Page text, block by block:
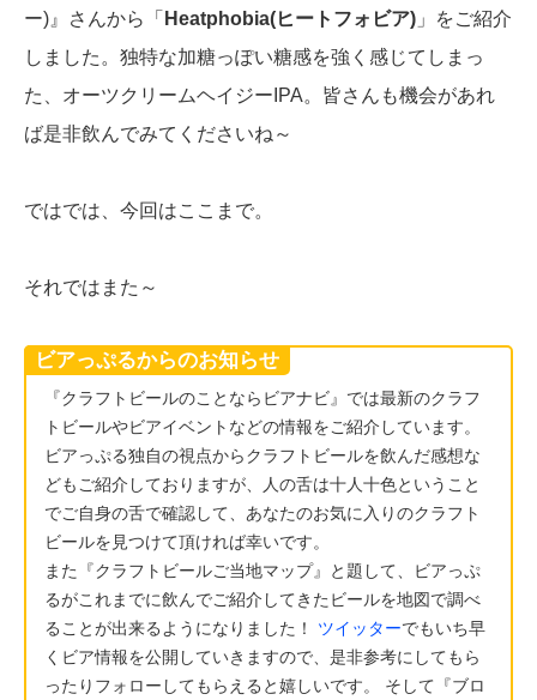
ー)』さんから「 Heatphobia(ヒートフォビア) 」をご紹介
しました。独特な加糖っぽい糖感を強く感じてしまっ
た、オーツクリームヘイジーIPA。皆さんも機会があれ
ば是非飲んでみてくださいね～
ではでは、今回はここまで。
それではまた～
ビアっぷるからのお知らせ
『クラフトビールのことならビアナビ』では最新のクラフ
トビールやビアイベントなどの情報をご紹介しています。
ビアっぷる独自の視点からクラフトビールを飲んだ感想な
どもご紹介しておりますが、人の舌は十人十色ということ
でご自身の舌で確認して、あなたのお気に入りのクラフト
ビールを見つけて頂ければ幸いです。
また『クラフトビールご当地マップ』と題して、ビアっぷ
るがこれまでに飲んでご紹介してきたビールを地図で調べ
ることが出来るようになりました！ ツイッターでもいち早
くビア情報を公開していきますので、是非参考にしてもら
ったりフォローしてもらえると嬉しいです。 そして『ブロ